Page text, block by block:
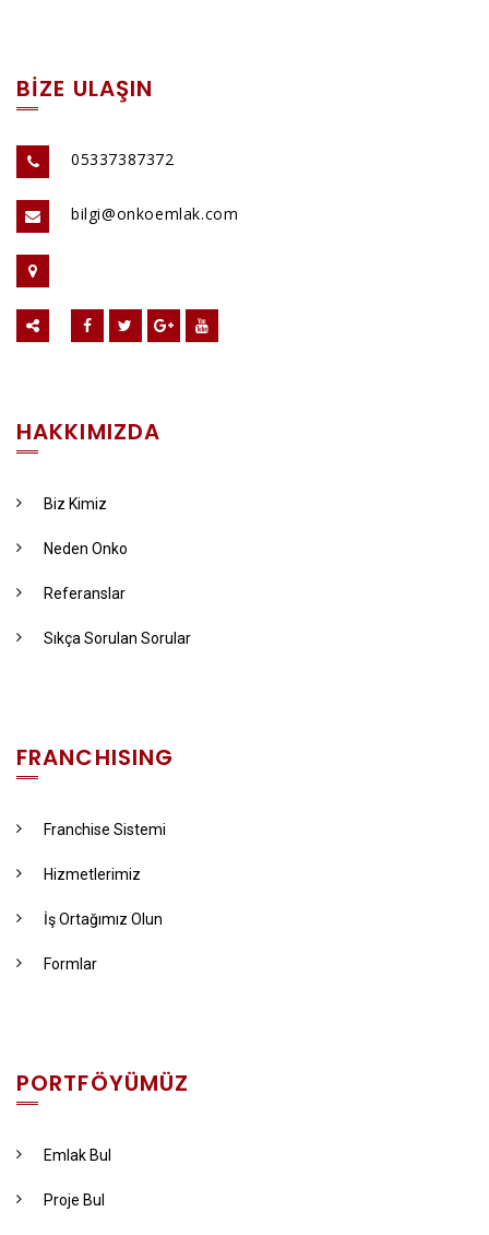
BİZE ULAŞIN
05337387372
bilgi@onkoemlak.com
HAKKIMIZDA
Biz Kimiz
Neden Onko
Referanslar
Sıkça Sorulan Sorular
FRANCHISING
Franchise Sistemi
Hizmetlerimiz
İş Ortağımız Olun
Formlar
PORTFÖYÜMÜZ
Emlak Bul
Proje Bul